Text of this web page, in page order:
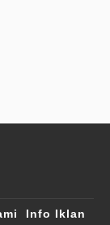
Info Iklan